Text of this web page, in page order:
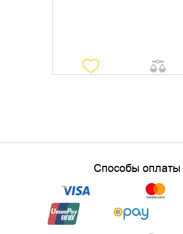
Способы оплаты